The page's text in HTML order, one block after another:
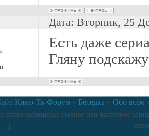
Дата: Вторник, 25
Есть даже
Гляну
Кино-Тв-Форум » Беседка » Обо всём
1
права защищены. Полное или частичное